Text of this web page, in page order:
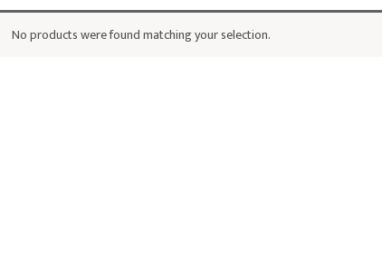
No products were found matching your selection.